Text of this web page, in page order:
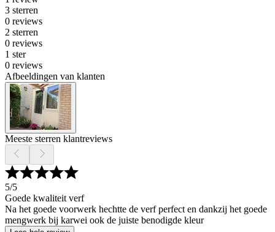
3 sterren
0 reviews
2 sterren
0 reviews
1 ster
0 reviews
Afbeeldingen van klanten
Meeste sterren klantreviews
5/5
Goede kwaliteit verf
Na het goede voorwerk hechtte de verf perfect en dankzij het goede
mengwerk bij karwei ook de juiste benodigde kleur